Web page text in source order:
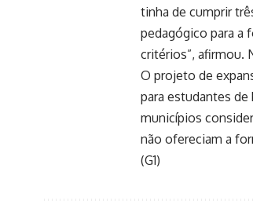
tinha de cumprir
pedagógico para a
critérios”, afirmou.
O projeto de
para estudantes
municípios
não ofereciam a
(G1)